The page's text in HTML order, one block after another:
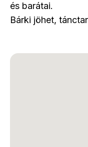
és barátai.
Bárki jöhet,